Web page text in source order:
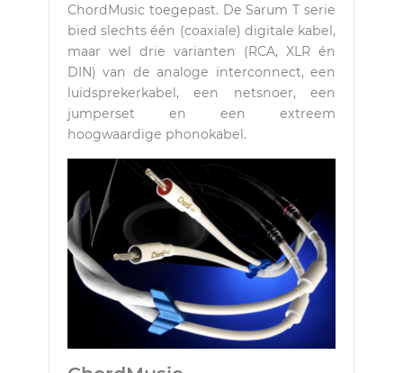
ChordMusic toegepast. De Sarum T serie
bied slechts één (coaxiale) digitale kabel,
maar wel drie varianten (RCA, XLR én
DIN) van de analoge interconnect, een
luidsprekerkabel, een netsnoer, een
jumperset en een extreem
hoogwaardige phonokabel.